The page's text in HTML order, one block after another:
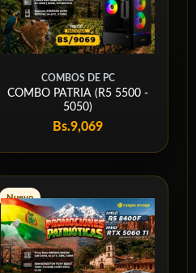
COMBOS DE PC
COMBO PATRIA (R5 5500 -
5050)
Bs.9,069
Nuevo